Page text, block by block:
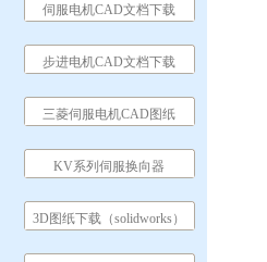
伺服电机CAD文档下载
步进电机CAD文档下载
三菱伺服电机CAD图纸
KV系列伺服换向器
3D图纸下载（solidworks）